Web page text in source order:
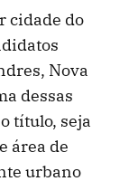
cidade do
Nova
dessas
título, seja
área de
urbano